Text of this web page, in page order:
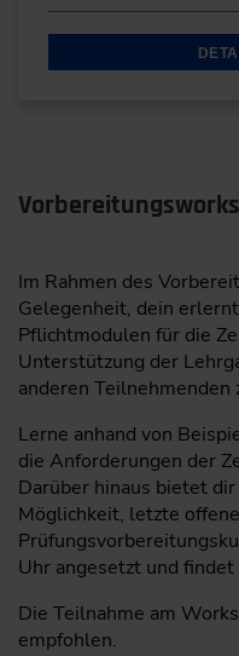
Dort beschäftigte er
Aufbau eines
Batteriepackdesign,
2020 ist er
ISEA.
Im Rahmen des
Gelegenheit, dein
Pflichtmodulen für die
Unterstützung der
anderen Teilnehmenden
Lerne anhand von
die Anforderungen der
Darüber hinaus bietet
Möglichkeit, letzte
Uhr angesetzt und
Die Teilnahme am
empfohlen.